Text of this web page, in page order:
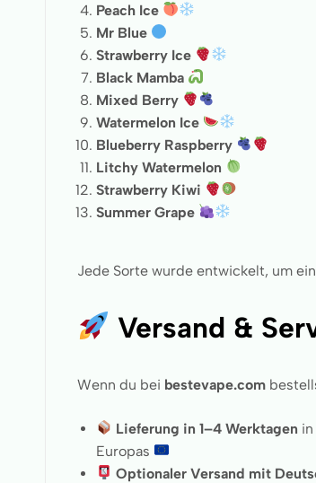
Peach Ice
Mr Blue
Strawberry Ice
Black Mamba
Mixed Berry
Watermelon Ice
Blueberry Raspberry
Litchy Watermelon
Strawberry Kiwi
Summer Grape
Jede Sorte wurde entwickelt, um
Versand &
Wenn du bei bestevape.com
Lieferung in 1–4 Werktagen
Europas
Optionaler Versand mit